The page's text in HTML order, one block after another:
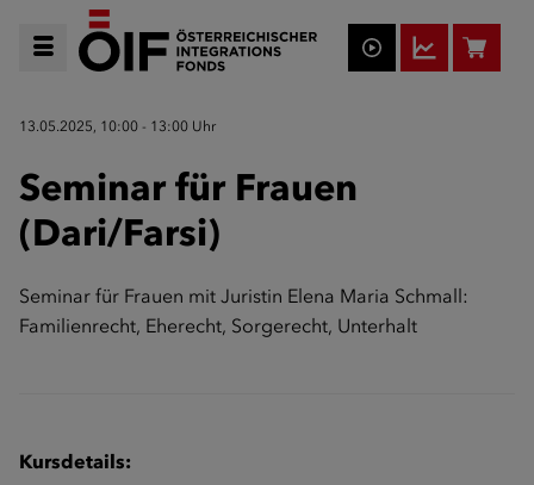
13.05.2025, 10:00 - 13:00 Uhr
Seminar für Frauen
(Dari/Farsi)
Seminar für Frauen mit Juristin Elena Maria Schmall:
Familienrecht, Eherecht, Sorgerecht, Unterhalt
Kursdetails: